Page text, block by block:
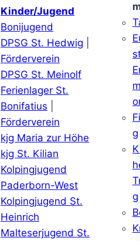
Kinder/Jugend
Bonijugend
DPSG St. Hedwig
Förderverein
DPSG St. Meinolf
Ferienlager St.
Bonifatius
Förderverein
kjg Maria zur Höhe
kjg St. Kilian
Kolpingjugend
Paderborn-West
Kolpingjugend St.
Heinrich
Malteserjugend St.
g
g